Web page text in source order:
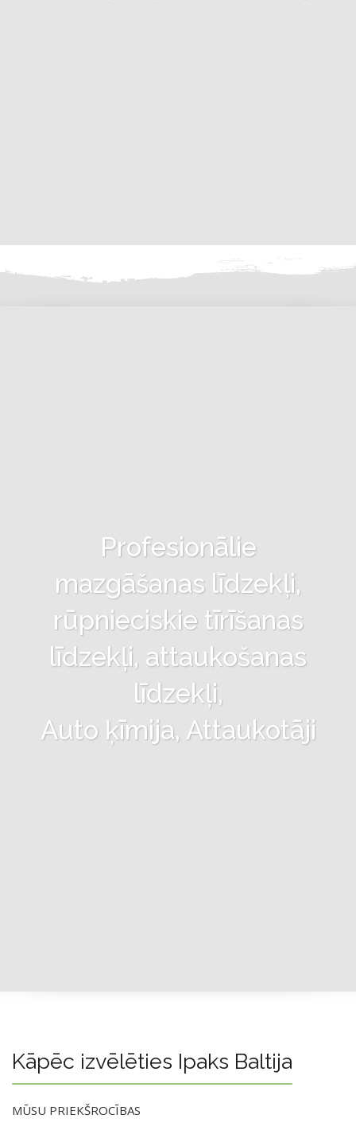
Profesionālie
mazgāšanas līdzekļi,
rūpnieciskie tīrīšanas
līdzekļi, attaukošanas
līdzekļi,
Auto ķīmija, Attaukotāji
Kāpēc izvēlēties Ipaks Baltija
MŪSU PRIEKŠROCĪBAS